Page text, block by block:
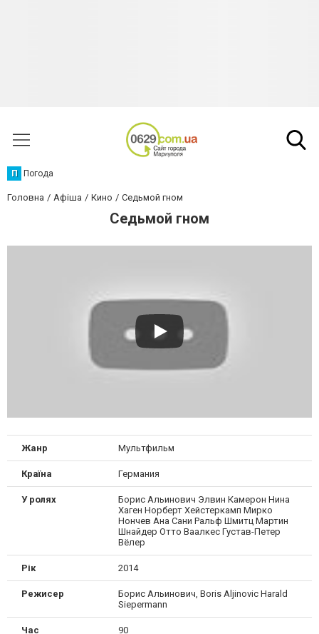
П Погода
Головна Афіша Кино Седьмой гном
Седьмой гном
Жанр Мультфильм
Країна Германия
У ролях
Борис Альинович Элвин Камерон Нина
Хаген Норберт Хейстеркамп Мирко
Нончев Ана Сани Ральф Шмитц Мартин
Шнайдер Отто Ваалкес Густав-Петер
Вёлер
Рік 2014
Режисер
Борис Альинович, Boris Aljinovic Harald
Siepermann
Час 90